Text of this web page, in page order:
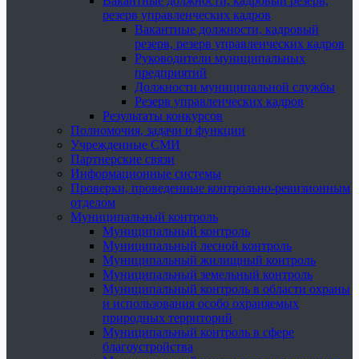
резерв управленческих кадров
Вакантные должности, кадровый
резерв, резерв управленческих кадров
Руководители муниципальных
предприятий
Должности муниципальной службы
Резерв управленческих кадров
Результаты конкурсов
Полномочия, задачи и функции
Учрежденные СМИ
Партнерские связи
Информационные системы
Проверки, проведенные контрольно-ревизионным
отделом
Муниципальный контроль
Муниципальный контроль
Муниципальный лесной контроль
Муниципальный жилищный контроль
Муниципальный земельный контроль
Муниципальный контроль в области охраны
и использования особо охраняемых
природных территорий
Муниципальный контроль в сфере
благоустройства